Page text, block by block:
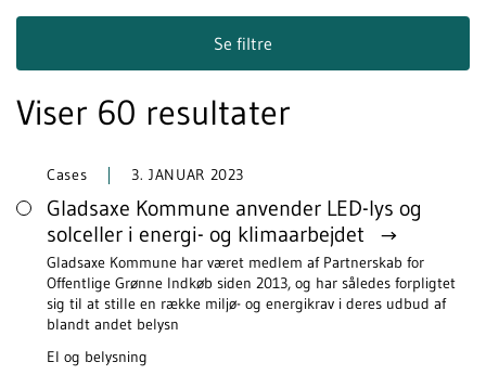
Se filtre
Viser 60 resultater
Cases 3. JANUAR 2023
Gladsaxe Kommune anvender LED-lys og
solceller i energi- og klimaarbejdet
Gladsaxe Kommune har været medlem af Partnerskab for
Offentlige Grønne Indkøb siden 2013, og har således forpligtet
sig til at stille en række miljø- og energikrav i deres udbud af
blandt andet belysn
El og belysning